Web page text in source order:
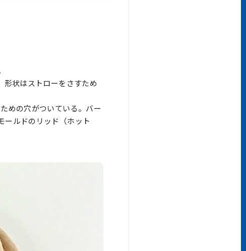
形状はストローをさすため
めの穴がついている。バー
ールドのリッド（ホット